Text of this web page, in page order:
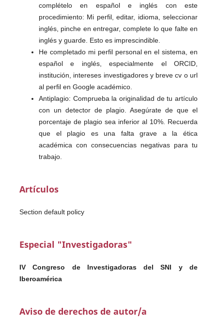
complételo en español e inglés con este
procedimiento: Mi perfil, editar, idioma, seleccionar
inglés, pinche en entregar, complete lo que falte en
inglés y guarde. Esto es imprescindible.
He completado mi perfil personal en el sistema, en
español e inglés, especialmente el ORCID,
institución, intereses investigadores y breve cv o url
al perfil en Google académico.
Antiplagio: Comprueba la originalidad de tu artículo
con un detector de plagio. Asegúrate de que el
porcentaje de plagio sea inferior al 10%. Recuerda
que el plagio es una falta grave a la ética
académica con consecuencias negativas para tu
trabajo.
Artículos
Section default policy
Especial "Investigadoras"
IV Congreso de Investigadoras del SNI y de
Iberoamérica
Aviso de derechos de autor/a